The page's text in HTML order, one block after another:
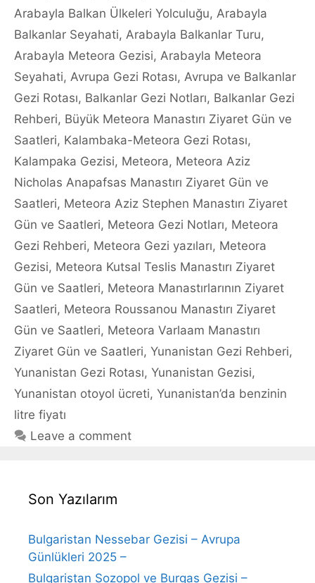
Arabayla Balkan Ülkeleri Yolculuğu, Arabayla
Balkanlar Seyahati, Arabayla Balkanlar Turu,
Arabayla Meteora Gezisi, Arabayla Meteora
Seyahati, Avrupa Gezi Rotası, Avrupa ve Balkanlar
Gezi Rotası, Balkanlar Gezi Notları, Balkanlar Gezi
Rehberi, Büyük Meteora Manastırı Ziyaret Gün ve
Saatleri, Kalambaka-Meteora Gezi Rotası,
Kalampaka Gezisi, Meteora, Meteora Aziz
Nicholas Anapafsas Manastırı Ziyaret Gün ve
Saatleri, Meteora Aziz Stephen Manastırı Ziyaret
Gün ve Saatleri, Meteora Gezi Notları, Meteora
Gezi Rehberi, Meteora Gezi yazıları, Meteora
Gezisi, Meteora Kutsal Teslis Manastırı Ziyaret
Gün ve Saatleri, Meteora Manastırlarının Ziyaret
Saatleri, Meteora Roussanou Manastırı Ziyaret
Gün ve Saatleri, Meteora Varlaam Manastırı
Ziyaret Gün ve Saatleri, Yunanistan Gezi Rehberi,
Yunanistan Gezi Rotası, Yunanistan Gezisi,
Yunanistan otoyol ücreti, Yunanistan’da benzinin
litre fiyatı
Leave a comment
Son Yazılarım
Bulgaristan Nessebar Gezisi – Avrupa
Günlükleri 2025 –
Bulgaristan Sozopol ve Burgas Gezisi –